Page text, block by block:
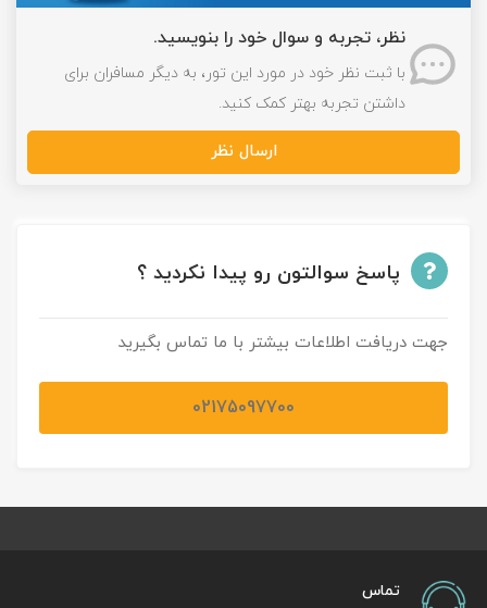
نظر، تجربه و سوال خود را بنویسید.
با ثبت نظر خود در مورد این تور، به دیگر مسافران برای
داشتن تجربه بهتر کمک کنید.
ارسال نظر
پاسخ سوالتون رو پیدا نکردید ؟
جهت دریافت اطلاعات بیشتر با ما تماس بگیرید
02175097700
تماس